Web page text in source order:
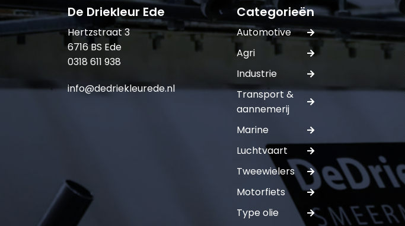
De Driekleur Ede
Hertzstraat 3
6716 BS Ede
0318 611 938
info@dedriekleurede.nl
Categorieën
Automotive
Agri
Industrie
Transport &
aannemerij
Marine
Luchtvaart
Tweewielers
Motorfiets
Type olie